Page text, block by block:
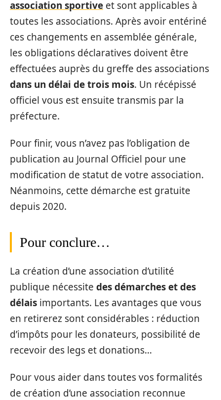
association sportive et sont applicables à
toutes les associations. Après avoir entériné
ces changements en assemblée générale,
les obligations déclaratives doivent être
effectuées auprès du greffe des associations
dans un délai de trois mois. Un récépissé
officiel vous est ensuite transmis par la
préfecture.
Pour finir, vous n’avez pas l’obligation de
publication au Journal Officiel pour une
modification de statut de votre association.
Néanmoins, cette démarche est gratuite
depuis 2020.
Pour conclure…
La création d’une association d’utilité
publique nécessite des démarches et des
délais importants. Les avantages que vous
en retirerez sont considérables : réduction
d’impôts pour les donateurs, possibilité de
recevoir des legs et donations…
Pour vous aider dans toutes vos formalités
de création d’une association reconnue